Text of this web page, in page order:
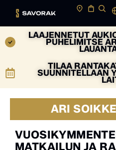
LAAJENNETUT
PUHELIMITSE
TILAA
SUUNNITELLAAN
ARI
MATKAILUN JA